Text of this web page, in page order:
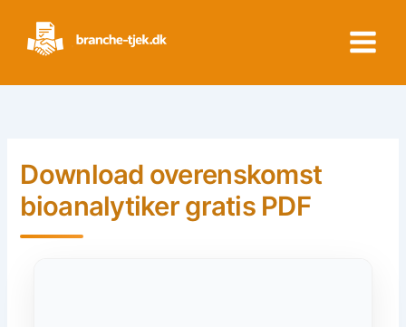
content
Download overenskomst
bioanalytiker gratis PDF